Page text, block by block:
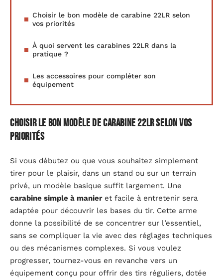
Choisir le bon modèle de carabine 22LR selon
vos priorités
À quoi servent les carabines 22LR dans la
pratique ?
Les accessoires pour compléter son
équipement
Choisir le bon modèle de carabine 22LR selon vos
priorités
Si vous débutez ou que vous souhaitez simplement
tirer pour le plaisir, dans un stand ou sur un terrain
privé, un modèle basique suffit largement. Une
carabine simple à manieret facile à entretenir sera
adaptée pour découvrir les bases du tir. Cette arme
donne la possibilité de se concentrer sur l’essentiel,
sans se compliquer la vie avec des réglages techniques
ou des mécanismes complexes. Si vous voulez
progresser, tournez-vous en revanche vers un
équipement conçu pour offrir des tirs réguliers, dotée